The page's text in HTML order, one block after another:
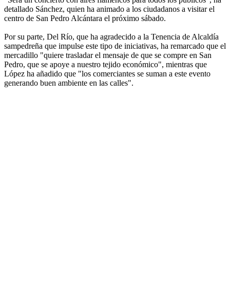
detallado Sánchez, quien ha animado a los ciudadanos a visitar el
centro de San Pedro Alcántara el próximo sábado.
Por su parte, Del Río, que ha agradecido a la Tenencia de Alcaldía
sampedreña que impulse este tipo de iniciativas, ha remarcado que el
mercadillo "quiere trasladar el mensaje de que se compre en San
Pedro, que se apoye a nuestro tejido económico", mientras que
López ha añadido que "los comerciantes se suman a este evento
generando buen ambiente en las calles".